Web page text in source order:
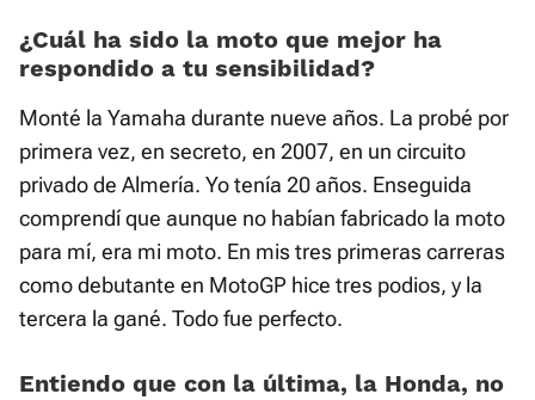
¿Cuál ha sido la moto que mejor ha
respondido a tu sensibilidad?
Monté la Yamaha durante nueve años. La probé por
primera vez, en secreto, en 2007, en un circuito
privado de Almería. Yo tenía 20 años. Enseguida
comprendí que aunque no habían fabricado la moto
para mí, era mi moto. En mis tres primeras carreras
como debutante en MotoGP hice tres podios, y la
tercera la gané. Todo fue perfecto.
Entiendo que con la última, la Honda, no